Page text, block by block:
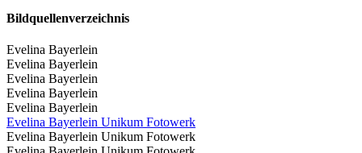
Bildquellenverzeichnis
Evelina Bayerlein
Evelina Bayerlein
Evelina Bayerlein
Evelina Bayerlein
Evelina Bayerlein
Evelina Bayerlein Unikum Fotowerk
Evelina Bayerlein Unikum Fotowerk